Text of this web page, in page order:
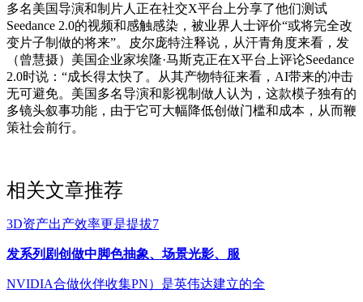
多名美国导演和制片人正在社交X平台上分享了他们测试
Seedance 2.0的视频和感触感染，被业界人士评价“或将完全改
变片子制做的将来”。皮尔庞特注释说，从汗青角度来看，发
（曾慧摄）美国企业家埃隆·马斯克正在X平台上评论Seedance
2.0时说：“成长得太快了。从其产物特征来看，AI带来的冲击
无可避免。美国多名导演和影视制做人认为，这款模子独有的
多镜头叙事功能，由于它可大幅降低创做门槛和成本，从而鞭
策社会前行。
相关文章推荐
3D资产出产效率更是提拔7
发系列剧创做中脚色抽象、场景光影、服
NVIDIA合做伙伴收集PN）是英伟达建立的全